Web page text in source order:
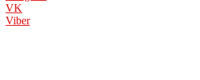
VK
Viber